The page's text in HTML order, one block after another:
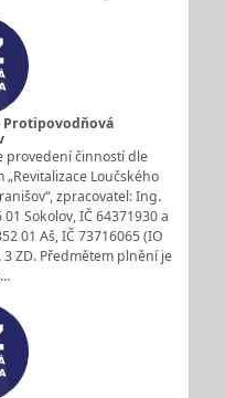
Protipovodňová
provedení činností dle
Loučského
zpracovatel: Ing.
Sokolov, IČ 64371930 a
01 Aš, IČ 73716065 (IO
ZD. Předmětem plnění je